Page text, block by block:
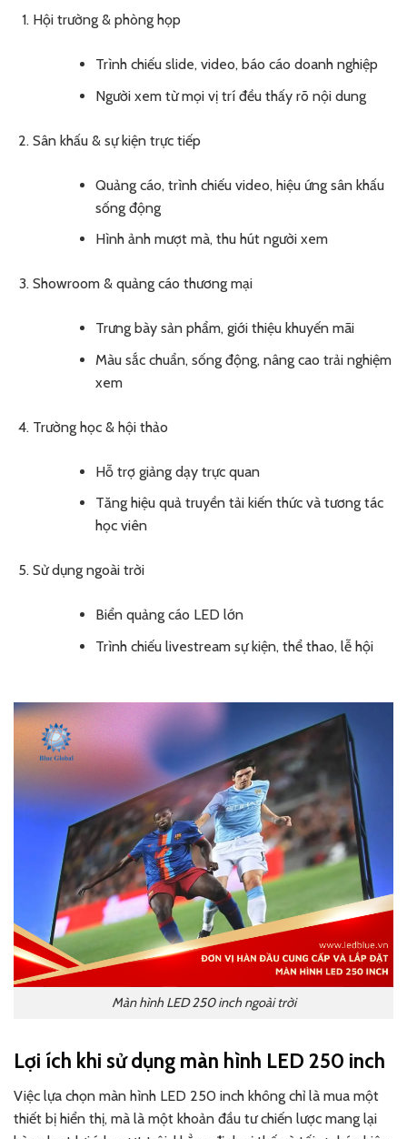
Hội trường & phòng họp
Trình chiếu slide, video, báo cáo doanh nghiệp
Người xem từ mọi vị trí đều thấy rõ nội dung
Sân khấu & sự kiện trực tiếp
Quảng cáo, trình chiếu video, hiệu ứng sân khấu
sống động
Hình ảnh mượt mà, thu hút người xem
Showroom & quảng cáo thương mại
Trưng bày sản phẩm, giới thiệu khuyến mãi
Màu sắc chuẩn, sống động, nâng cao trải nghiệm
xem
Trường học & hội thảo
Hỗ trợ giảng dạy trực quan
Tăng hiệu quả truyền tải kiến thức và tương tác
học viên
Sử dụng ngoài trời
Biển quảng cáo LED lớn
Trình chiếu livestream sự kiện, thể thao, lễ hội
Màn hình LED 250 inch ngoài trời
Lợi ích khi sử dụng màn hình LED 250 inch
Việc lựa chọn màn hình LED 250 inch không chỉ là mua một
thiết bị hiển thị, mà là một khoản đầu tư chiến lược mang lại